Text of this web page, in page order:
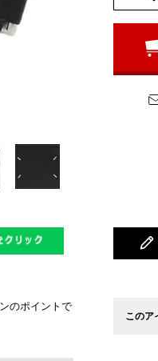
のポイントで
このア